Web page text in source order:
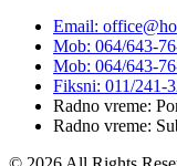
Email:
Mob: 064/643-
Mob: 064/643-
Fiksni: 011/241-
Radno vreme:
Radno vreme: